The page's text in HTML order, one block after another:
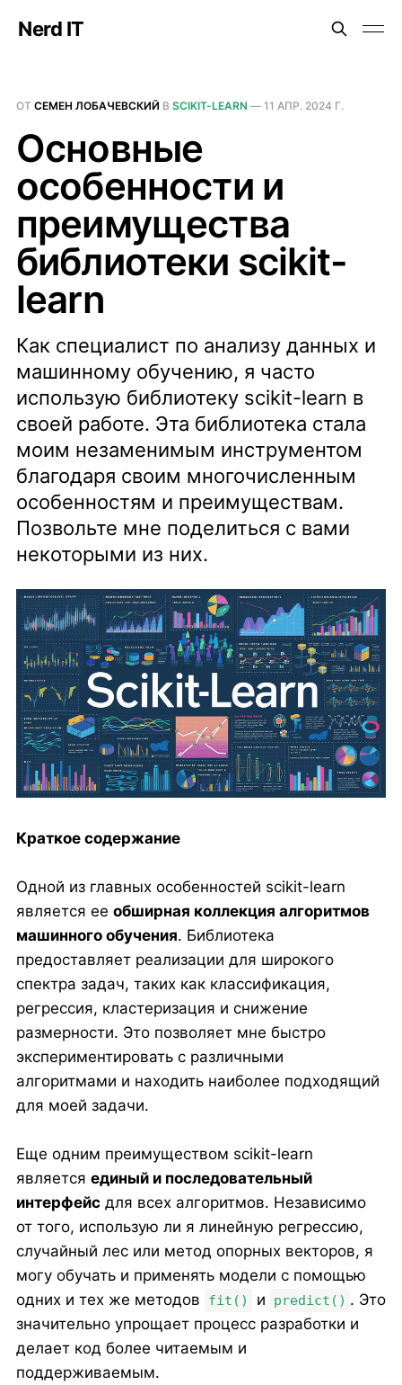
Nerd IT
ОТ СЕМЕН ЛОБАЧЕВСКИЙ В SCIKIT-LEARN — 11 АПР. 2024 Г.
Основные
особенности и
преимущества
библиотеки scikit-
learn
Как специалист по анализу данных и
машинному обучению, я часто
использую библиотеку scikit-learn в
своей работе. Эта библиотека стала
моим незаменимым инструментом
благодаря своим многочисленным
особенностям и преимуществам.
Позвольте мне поделиться с вами
некоторыми из них.
Краткое содержание
Одной из главных особенностей scikit-learn
является ее обширная коллекция алгоритмов
машинного обучения. Библиотека
предоставляет реализации для широкого
спектра задач, таких как классификация,
регрессия, кластеризация и снижение
размерности. Это позволяет мне быстро
экспериментировать с различными
алгоритмами и находить наиболее подходящий
для моей задачи.
Еще одним преимуществом scikit-learn
является единый и последовательный
интерфейсдля всех алгоритмов. Независимо
от того, использую ли я линейную регрессию,
случайный лес или метод опорных векторов, я
могу обучать и применять модели с помощью
одних и тех же методов
fit() и predict() . Это
значительно упрощает процесс разработки и
делает код более читаемым и
поддерживаемым.